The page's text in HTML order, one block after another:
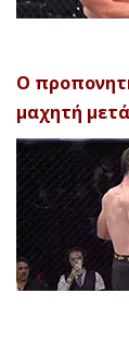
Ο
μαχητή